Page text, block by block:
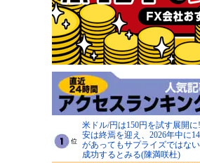
米ドル/円は150円を試す展開に
安は終焉を迎え、2026年中に
があってもサプライズではな
成功するとみる(陳満咲杜)